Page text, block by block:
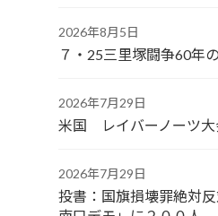
2026年8月5日
７・25三里塚闘争60年
2026年7月29日
米国 レイバーノーツ大
2026年7月29日
投書：国旗損壊罪絶対